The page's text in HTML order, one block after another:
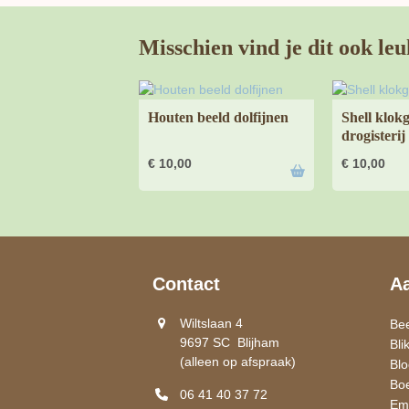
Misschien vind je dit ook
Houten beeld dolfijnen
€ 10,00
Shell
drogisterij
€ 10,00
Contact
Wiltslaan 4
9697 SC Blijham
(alleen op afspraak)
06 41 40 37 72